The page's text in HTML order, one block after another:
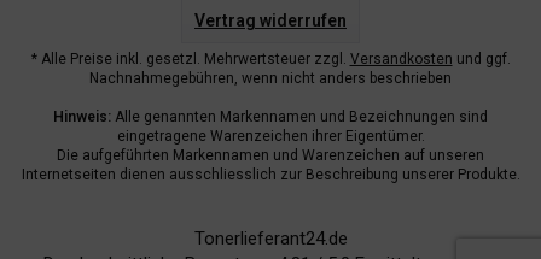
Vertrag widerrufen
* Alle Preise inkl. gesetzl. Mehrwertsteuer zzgl. Versandkosten und ggf.
Nachnahmegebühren, wenn nicht anders beschrieben
Hinweis: Alle genannten Markennamen und Bezeichnungen sind
eingetragene Warenzeichen ihrer Eigentümer.
Die aufgeführten Markennamen und Warenzeichen auf unseren
Internetseiten dienen ausschliesslich zur Beschreibung unserer Produkte.
Tonerlieferant24.de